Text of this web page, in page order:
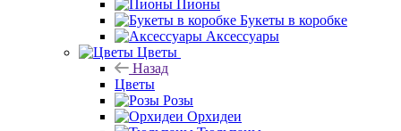
Пионы
Букеты в коробке
Аксессуары
Цветы
Назад
Цветы
Розы
Орхидеи